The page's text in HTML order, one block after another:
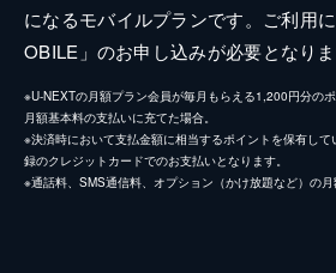
になるモバイルプランです。ご利用
OBILE」のお申し込みが必要となりま
※U-NEXTの月額プラン会員が毎月もらえる1,200円分の
月額基本料の支払いに充てた場合。
※決済時において支払金額に相当するポイントを保有し
録のクレジットカードでのお支払いとなります。
※通話料、SMS通信料、オプション（かけ放題など）の月